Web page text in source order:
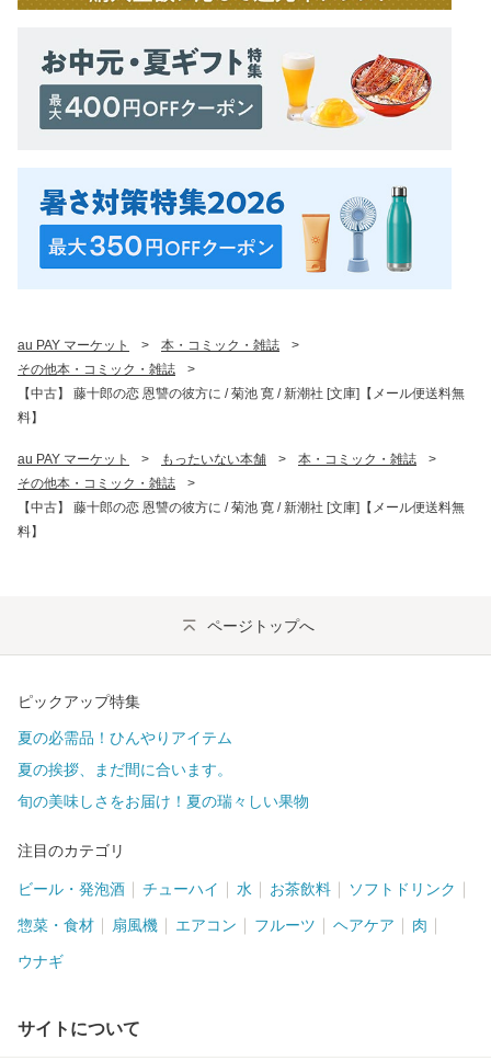
au PAY マーケット > 本・コミック・雑誌
>
その他本・コミック・雑誌
>
【中古】 藤十郎の恋 恩讐の彼方に / 菊池 寛 / 新潮社 [文庫]【メール便送料無
料】
au PAY マーケット > もったいない本舗 > 本・コミック・雑誌
>
その他本・コミック・雑誌
>
【中古】 藤十郎の恋 恩讐の彼方に / 菊池 寛 / 新潮社 [文庫]【メール便送料無
料】
ページトップへ
ピックアップ特集
夏の必需品！ひんやりアイテム
夏の挨拶、まだ間に合います。
旬の美味しさをお届け！夏の瑞々しい果物
注目のカテゴリ
ビール・発泡酒 チューハイ 水 お茶飲料 ソフトドリンク
惣菜・食材 扇風機 エアコン フルーツ ヘアケア 肉
ウナギ
サイトについて